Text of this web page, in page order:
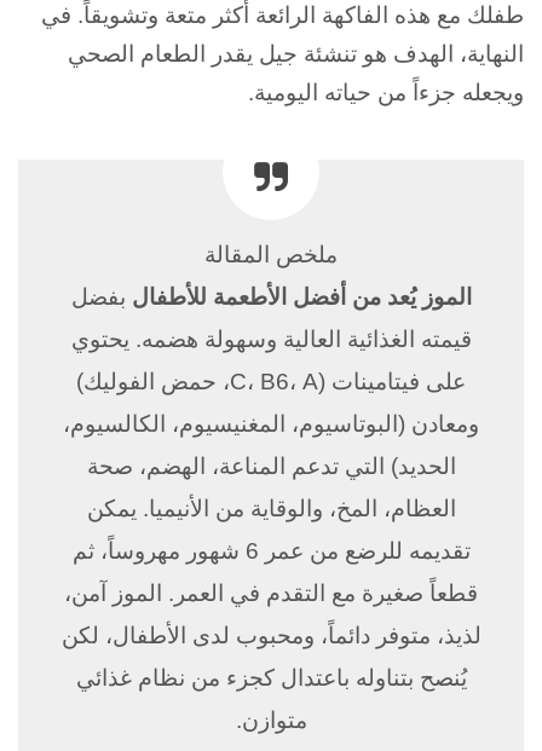
طفلك مع هذه الفاكهة الرائعة أكثر متعة وتشويقاً. في
النهاية، الهدف هو تنشئة جيل يقدر الطعام الصحي
ويجعله جزءاً من حياته اليومية.
ملخص المقالة
الموز يُعد من أفضل الأطعمة للأطفال بفضل
قيمته الغذائية العالية وسهولة هضمه. يحتوي
على فيتامينات (C، B6، A، حمض الفوليك)
ومعادن (البوتاسيوم، المغنيسيوم، الكالسيوم،
الحديد) التي تدعم المناعة، الهضم، صحة
العظام، المخ، والوقاية من الأنيميا. يمكن
تقديمه للرضع من عمر 6 شهور مهروساً، ثم
قطعاً صغيرة مع التقدم في العمر. الموز آمن،
لذيذ، متوفر دائماً، ومحبوب لدى الأطفال، لكن
يُنصح بتناوله باعتدال كجزء من نظام غذائي
متوازن.